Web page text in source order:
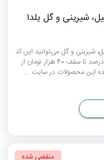
آجیل، شیرینی و گل یلدا
شیرینی و گل می‌توانید این کد
تخفیف یلدا اسنپ فود را اعمال کنید تا 10 درصد تا سقف 40 هزار تومان از
این محصولات در سایت ...
منقضی شده